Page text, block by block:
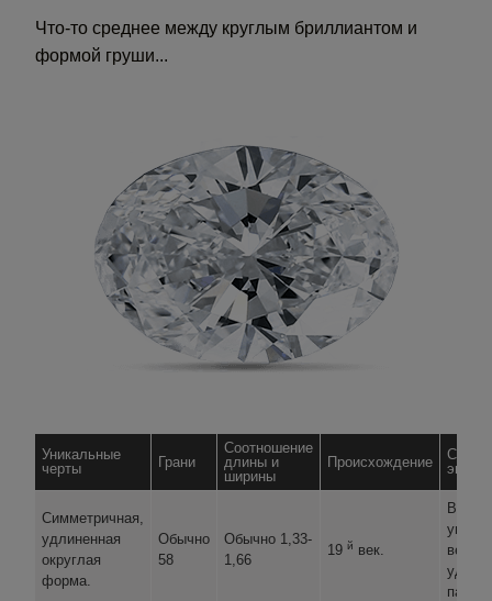
Что-то среднее между круглым бриллиантом и
формой груши...
Уникальные
черты
Грани
Соотношение
длины и
ширины
Происхождение
Совет
Симметричная,
удлиненная
округлая
форма.
Обычно
58
Обычно 1,33-
1,66
19 й век.
вес и